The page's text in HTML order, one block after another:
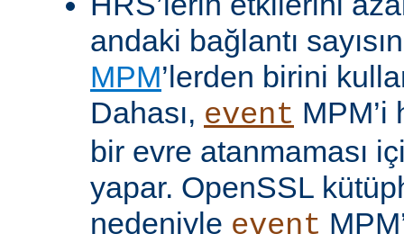
andaki bağlantı
MPM’lerden birini
Dahası, event MPM’i
bir evre atanmaması
yapar. OpenSSL
nedeniyle event